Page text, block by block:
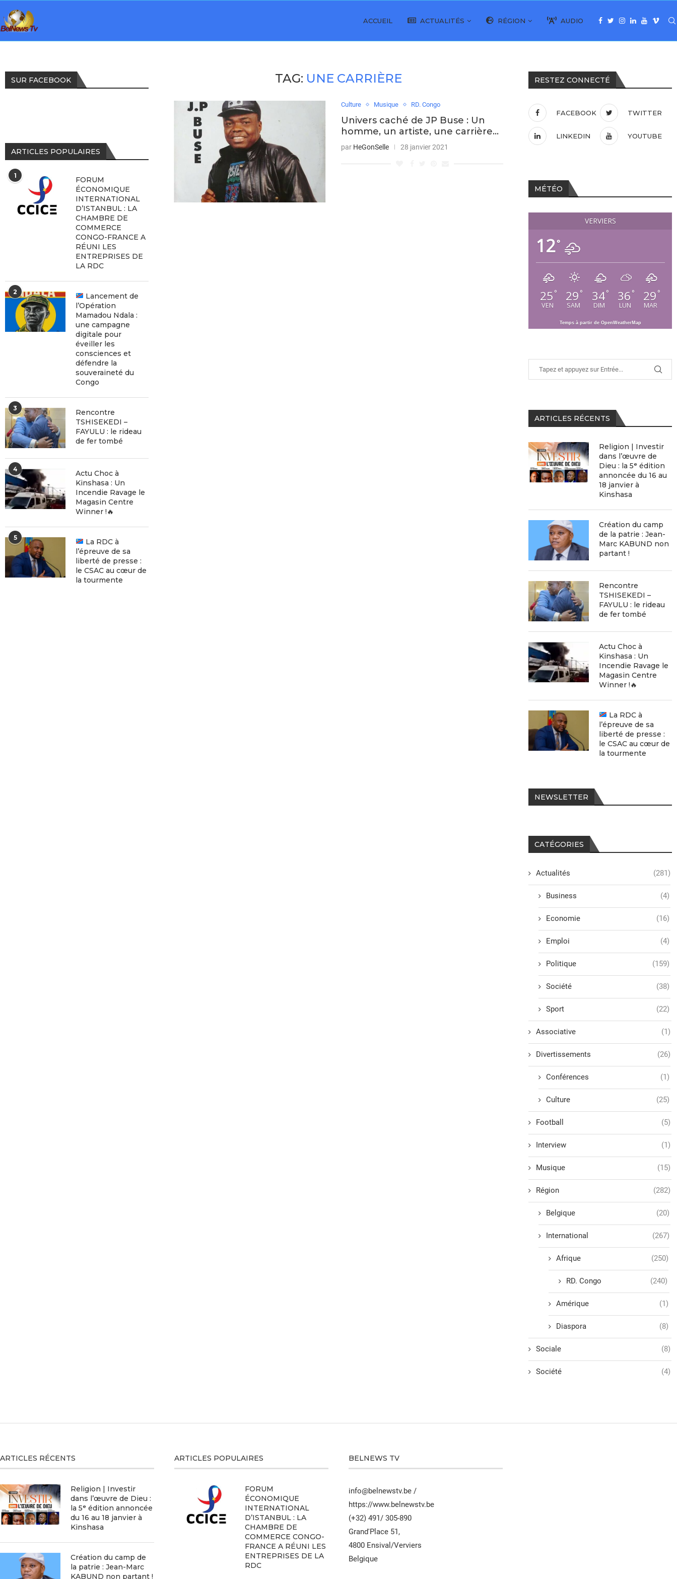
ACCUEIL ACTUALITÉS RÉGION AUDIO
TAG: UNE CARRIÈRE
Culture Musique RD. Congo
Univers caché de JP Buse : Un
homme, un artiste, une carrière…
par HeGonSelle 28 janvier 2021
RESTEZ CONNECTÉ
FACEBOOK TWITTER
LINKEDIN YOUTUBE
MÉTÉO
VERVIERS
12°
25 °
VEN
29 °
SAM
34°
DIM
36 °
LUN
29 °
MAR
Temps à partir de OpenWeatherMap
ARTICLES RÉCENTS
Religion | Investir
dans l’œuvre de
Dieu : la 5ᵉ édition
annoncée du 16 au
18 janvier à
Kinshasa
Création du camp
de la patrie : Jean-
Marc KABUND non
partant !
Rencontre
TSHISEKEDI –
FAYULU : le rideau
de fer tombé
Actu Choc à
Kinshasa : Un
Incendie Ravage le
Magasin Centre
Winner !🔥
La RDC à
l’épreuve de sa
liberté de presse :
le CSAC au cœur de
la tourmente
NEWSLETTER
CATÉGORIES
Actualités (281)
Business (4)
Economie (16)
Emploi (4)
Politique (159)
Société (38)
Sport (22)
Associative (1)
Divertissements (26)
Conférences (1)
Culture (25)
Football (5)
Interview (1)
Musique (15)
Région (282)
Belgique (20)
International (267)
Afrique (250)
RD. Congo (240)
Amérique (1)
Diaspora (8)
Sociale (8)
Société (4)
SUR FACEBOOK
ARTICLES POPULAIRES
1
FORUM
ÉCONOMIQUE
INTERNATIONAL
D’ISTANBUL : LA
CHAMBRE DE
COMMERCE
CONGO-FRANCE A
RÉUNI LES
ENTREPRISES DE
LA RDC
2
Lancement de
l’Opération
Mamadou Ndala :
une campagne
digitale pour
éveiller les
consciences et
défendre la
souveraineté du
Congo
3
Rencontre
TSHISEKEDI –
FAYULU : le rideau
de fer tombé
4
Actu Choc à
Kinshasa : Un
Incendie Ravage le
Magasin Centre
Winner !🔥
5
La RDC à
l’épreuve de sa
liberté de presse :
le CSAC au cœur de
la tourmente
ARTICLES RÉCENTS
Religion | Investir
dans l’œuvre de Dieu :
la 5ᵉ édition annoncée
du 16 au 18 janvier à
Kinshasa
Création du camp de
la patrie : Jean-Marc
KABUND non partant !
ARTICLES POPULAIRES
FORUM
ÉCONOMIQUE
INTERNATIONAL
D’ISTANBUL : LA
CHAMBRE DE
COMMERCE CONGO-
FRANCE A RÉUNI LES
ENTREPRISES DE LA
RDC
BELNEWS TV
info@belnewstv.be /
https://www.belnewstv.be
(+32) 491/ 305-890
Grand'Place 51,
4800 Ensival/Verviers
Belgique